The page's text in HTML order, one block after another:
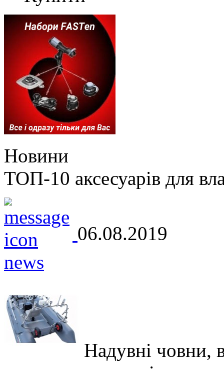
Новини
ТОП-10 аксесуарів для
06.08.2019
Надувні човни,